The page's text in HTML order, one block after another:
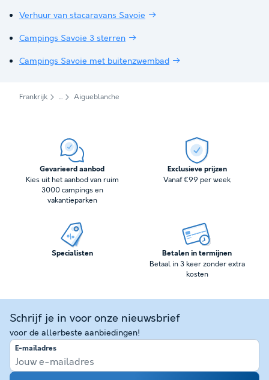
Verhuur van stacaravans Savoie
Campings Savoie 3 sterren
Campings Savoie met buitenzwembad
Frankrijk Aigueblanche
Gevarieerd aanbod
Kies uit het aanbod van ruim
3000 campings en
vakantieparken
Exclusieve prijzen
Vanaf €99 per week
Specialisten Betalen in termijnen
Betaal in 3 keer zonder extra
kosten
Schrijf je in voor onze nieuwsbrief
voor de allerbeste aanbiedingen!
E-mailadres